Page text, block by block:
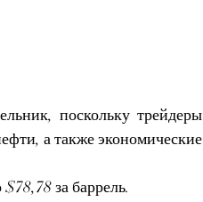
поскольку трейдеры
а также экономические
за баррель.